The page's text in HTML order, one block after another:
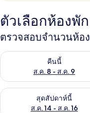
ตัวเลือกห้องพัก
ตรวจสอบจำนวนห้อ
คืนนี้
ส.ค. 8 - ส.ค. 9
ตรวจสอบจำนวนห้องพักว่
สุดสัปดาห์นี้
ส.ค. 14 - ส.ค. 16
ตรวจสอบจำนวนห้องพักว่า